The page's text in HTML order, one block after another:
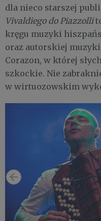
dla nieco starszej
Vivaldiego do Piazzolli
kręgu muzyki
oraz autorskiej
Corazon, w której
szkockie. Nie
w wirtuozowskim